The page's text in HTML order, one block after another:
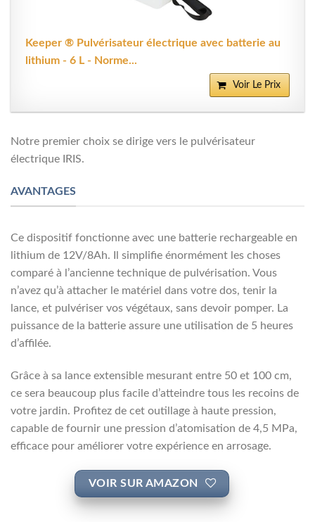
Keeper ® Pulvérisateur électrique avec batterie au
lithium - 6 L - Norme...
Voir Le Prix
Notre premier choix se dirige vers le pulvérisateur
électrique IRIS.
AVANTAGES
Ce dispositif fonctionne avec une batterie rechargeable en
lithium de 12V/8Ah. Il simplifie énormément les choses
comparé à l’ancienne technique de pulvérisation. Vous
n’avez qu’à attacher le matériel dans votre dos, tenir la
lance, et pulvériser vos végétaux, sans devoir pomper. La
puissance de la batterie assure une utilisation de 5 heures
d’affilée.
Grâce à sa lance extensible mesurant entre 50 et 100 cm,
ce sera beaucoup plus facile d’atteindre tous les recoins de
votre jardin. Profitez de cet outillage à haute pression,
capable de fournir une pression d’atomisation de 4,5 MPa,
efficace pour améliorer votre expérience en arrosage.
VOIR SUR AMAZON